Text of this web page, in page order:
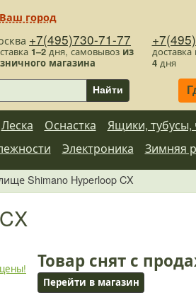
+7(495)730-71-77
1–2дня, самовывоз из
магазина
4дня
Ваш город
Найти
Леска Оснастка
Ящики, тубусы,
Электроника Зимняя
Shimano Hyperloop CX
Товар снят с
Перейти в магазин